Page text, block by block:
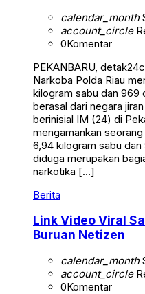
calendar_month
account_circle
0Komentar
PEKANBARU,
Narkoba Polda Riau
kilogram sabu dan 969
berasal dari negara
berinisial IM (24) di
mengamankan
6,94 kilogram sabu
diduga merupakan
narkotika […]
Berita
Link Video Viral
Buruan Netizen
calendar_month
account_circle
0Komentar